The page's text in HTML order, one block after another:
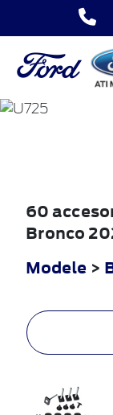
60
Bronco
Modele >